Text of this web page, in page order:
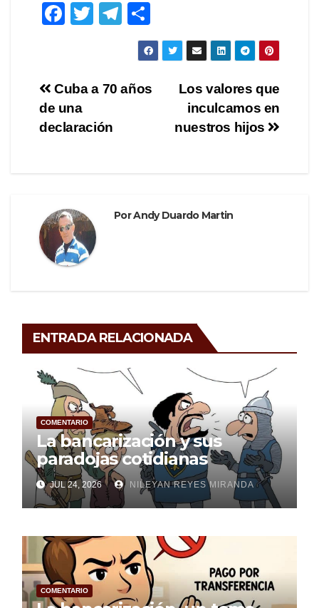
F
e
b
o
T
er
T
el
gr
o
m
p
Navegación
de
Los valores que
inculcamos en
nuestros hijos
Cuba a 70 años
de una
declaración
PorAndy Duardo Martin
ENTRADA RELACIONADA
COMENTARIO
La bancarización y sus
paradojas cotidianas
JUL 24, 2026 NILEYAN REYES MIRANDA
COMENTARIO